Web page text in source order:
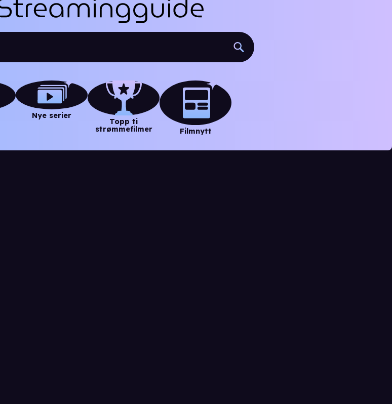
Nye serier
Topp ti
strømmefilmer
Filmnytt